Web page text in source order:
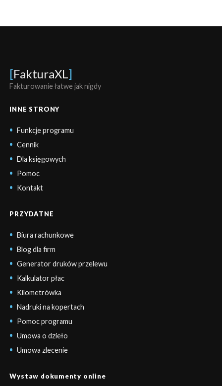
[FakturaXL ]
Fakturowanie łatwe jak nigdy
INNE STRONY
Funkcje programu
Cennik
Dla księgowych
Pomoc
Kontakt
PRZYDATNE
Biura rachunkowe
Blog dla firm
Generator druków przelewu
Kalkulator płac
Kilometrówka
Nadruki na kopertach
Pomoc programu
Umowa o dzieło
Umowa zlecenie
Wystaw dokumenty online